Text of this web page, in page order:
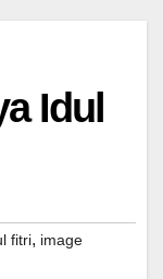
Idul
fitri, image